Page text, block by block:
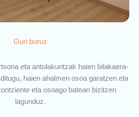
Guri buruz
eta antolakuntzak haien bilakaera-
haien ahalmen osoa garatzen eta
eta osoago batean bizitzen
lagunduz.